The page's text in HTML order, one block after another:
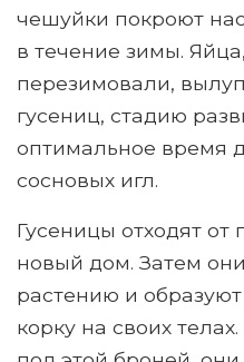
чешуйки покроют
в течение зимы.
перезимовали,
гусениц, стадию
оптимальное время
сосновых игл.
Гусеницы отходят от
новый дом. Затем
растению и
корку на своих